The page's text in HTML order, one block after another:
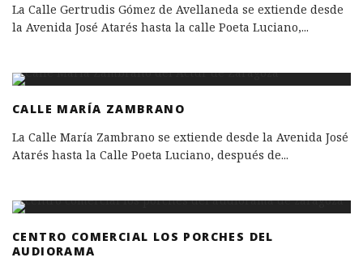
La Calle Gertrudis Gómez de Avellaneda se extiende desde
la Avenida José Atarés hasta la calle Poeta Luciano,...
CALLE MARÍA ZAMBRANO
La Calle María Zambrano se extiende desde la Avenida José
Atarés hasta la Calle Poeta Luciano, después de...
CENTRO COMERCIAL LOS PORCHES DEL
AUDIORAMA